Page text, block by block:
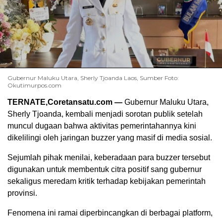
Gubernur Maluku Utara, Sherly Tjoanda Laos, Sumber Foto:
Okutimurpos.com
TERNATE,Coretansatu.com — Gubernur Maluku Utara,
Sherly Tjoanda, kembali menjadi sorotan publik setelah
muncul dugaan bahwa aktivitas pemerintahannya kini
dikelilingi oleh jaringan buzzer yang masif di media sosial.
Sejumlah pihak menilai, keberadaan para buzzer tersebut
digunakan untuk membentuk citra positif sang gubernur
sekaligus meredam kritik terhadap kebijakan pemerintah
provinsi.
Fenomena ini ramai diperbincangkan di berbagai platform,